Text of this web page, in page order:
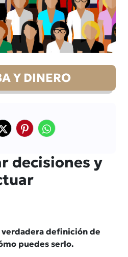
Y DINERO
decisiones y
verdadera definición de
puedes serlo.